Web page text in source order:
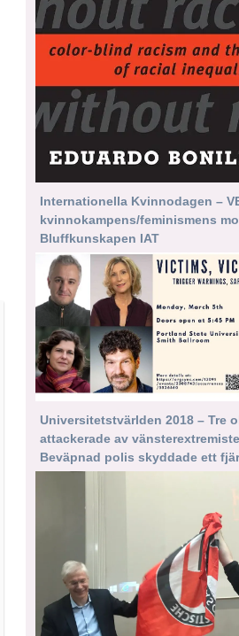
Internationella Kvinnodagen –
kvinnokampens/feminismens
Bluffkunskapen IAT
Universitetstvärlden 2018 – Tre
attackerade av
Beväpnad polis skyddade ett